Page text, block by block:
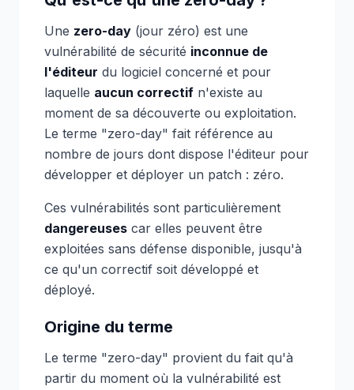
Une zero-day (jour zéro) est une
vulnérabilité de sécurité inconnue de
l'éditeur du logiciel concerné et pour
laquelle aucun correctif n'existe au
moment de sa découverte ou exploitation.
Le terme "zero-day" fait référence au
nombre de jours dont dispose l'éditeur pour
développer et déployer un patch : zéro.
Ces vulnérabilités sont particulièrement
dangereuses car elles peuvent être
exploitées sans défense disponible, jusqu'à
ce qu'un correctif soit développé et
déployé.
Origine du terme
Le terme "zero-day" provient du fait qu'à
partir du moment où la vulnérabilité est